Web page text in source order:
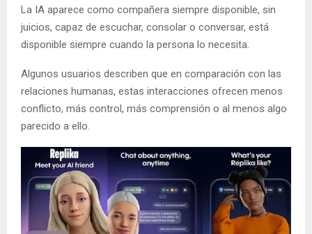
La IA aparece como compañera siempre disponible, sin
juicios, capaz de escuchar, consolar o conversar, está
disponible siempre cuando la persona lo necesita.
Algunos usuarios describen que en comparación con las
relaciones humanas, estas interacciones ofrecen menos
conflicto, más control, más comprensión o al menos algo
parecido a ello.